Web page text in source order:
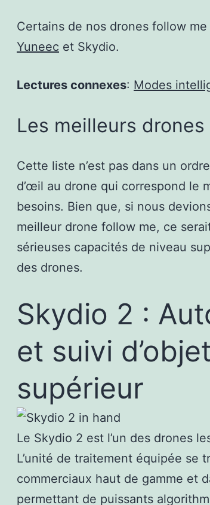
Certains de nos drones follow
Yuneec et Skydio.
Lectures connexes: Modes
Les meilleurs
Cette liste n’est pas dans un
d’œil au drone qui correspond le
besoins. Bien que, si nous
meilleur drone follow me, ce
sérieuses capacités de niveau
des drones.
Skydio 2 :
et suivi
supérieur
Le Skydio 2 est l’un des drones
L’unité de traitement équipée se
commerciaux haut de gamme et
permettant de puissants